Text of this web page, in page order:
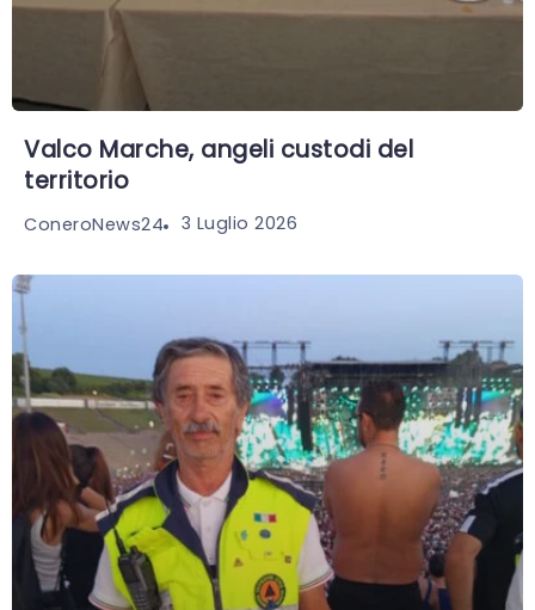
Valco Marche, angeli custodi del
territorio
ConeroNews24 3 Luglio 2026